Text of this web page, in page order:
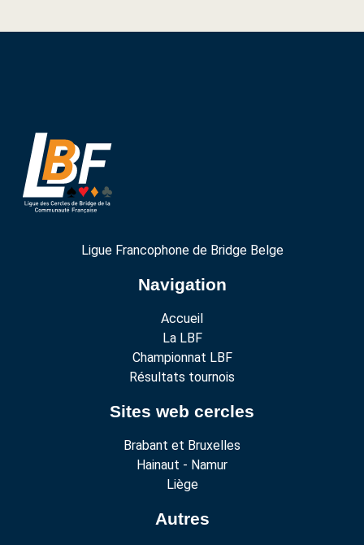
Ligue Francophone de Bridge Belge
Navigation
Accueil
La LBF
Championnat LBF
Résultats tournois
Sites web cercles
Brabant et Bruxelles
Hainaut - Namur
Liège
Autres